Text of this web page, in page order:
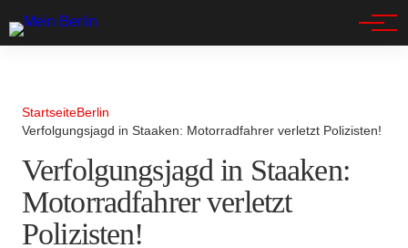
StartseiteBerlin
Verfolgungsjagd in Staaken: Motorradfahrer verletzt Polizisten!
Verfolgungsjagd in Staaken:
Motorradfahrer verletzt
Polizisten!